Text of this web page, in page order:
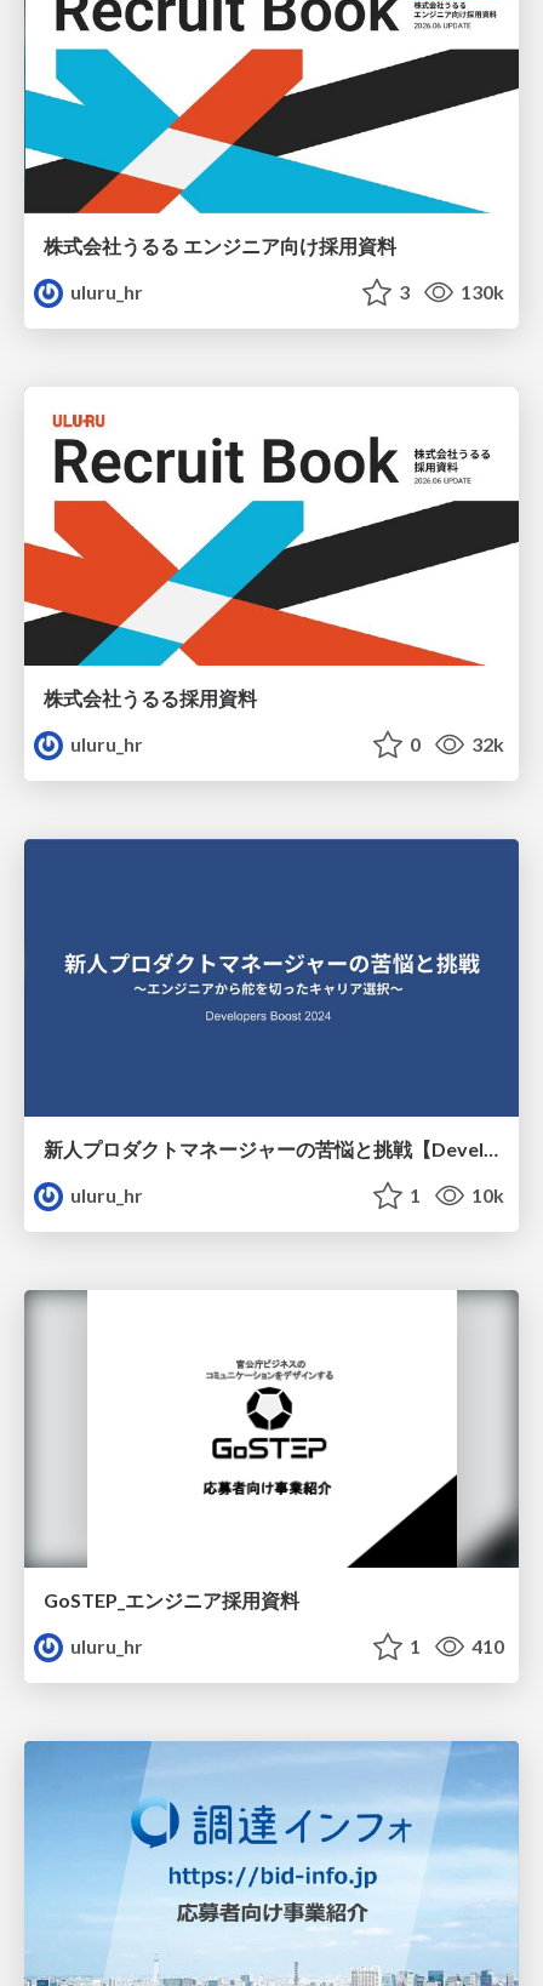
株式会社うるる エンジニア向け採用資料
uluru_hr
3 130k
株式会社うるる採用資料
uluru_hr
0 32k
新人プロダクトマネージャーの苦悩と挑戦【Developers Boost2024登壇資料】
uluru_hr
1 10k
GoSTEP_エンジニア採用資料
uluru_hr
1 410